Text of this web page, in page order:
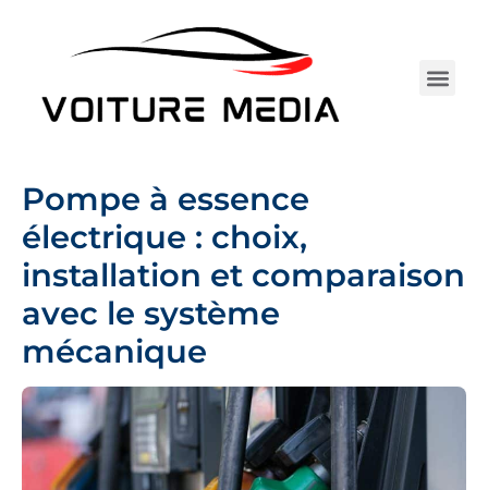
Pompe à essence
électrique : choix,
installation et comparaison
avec le système
mécanique